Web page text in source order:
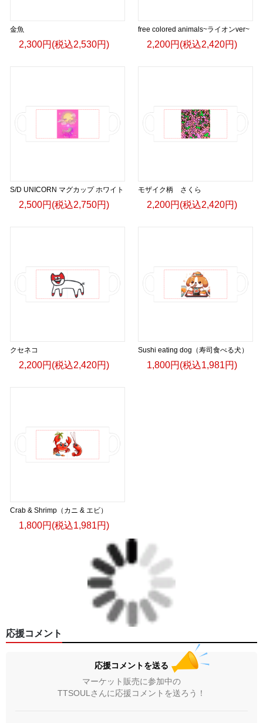
金魚
2,300円(税込2,530円)
free colored animals~ライオンver~
2,200円(税込2,420円)
S/D UNICORN マグカップ ホワイト
2,500円(税込2,750円)
モザイク柄 さくら
2,200円(税込2,420円)
クセネコ
2,200円(税込2,420円)
Sushi eating dog（寿司食べる犬）
1,800円(税込1,981円)
Crab & Shrimp（カニ & エビ）
1,800円(税込1,981円)
応援コメント
応援コメントを送る
マーケット販売に参加中の
TTSOULさんに応援コメントを送ろう！